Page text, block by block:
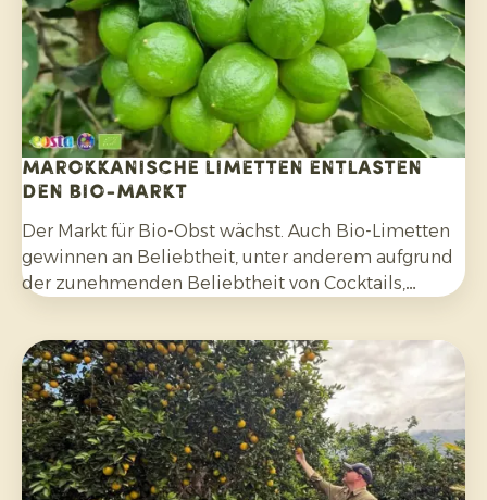
Marokkanische Limetten entlasten
den Bio-Markt
Der Markt für Bio-Obst wächst. Auch Bio-Limetten
gewinnen an Beliebtheit, unter anderem aufgrund
der zunehmenden Beliebtheit von Cocktails,
durch die breitere Verwendung in Salaten, Currys
und anderen Gerichten. Darüber hinaus
entscheiden sich Verbraucher bewusster für
Zitrusfrüchte, die ohne synthetische Pestizide
angebaut und nach der Ernte nicht mit Fungiziden
behandelt wurden.